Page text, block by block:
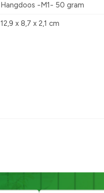
Hangdoos -M1- 50 gram
12,9 x 8,7 x 2,1 cm